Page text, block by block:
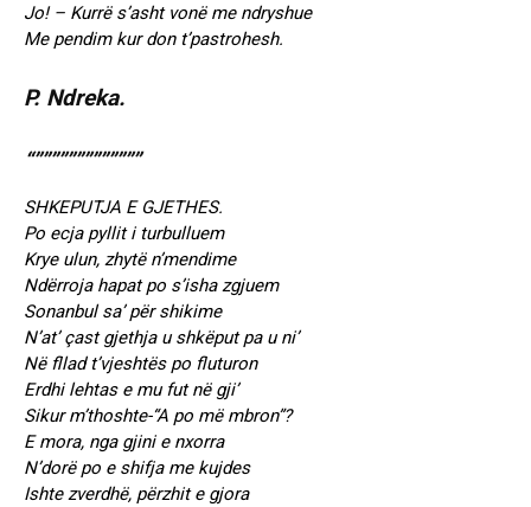
Jo! – Kurrë s’asht vonë me ndryshue
Me pendim kur don t’pastrohesh.
P. Ndreka.
“”””””””””””””
SHKEPUTJA E GJETHES.
Po ecja pyllit i turbulluem
Krye ulun, zhytë n’mendime
Ndërroja hapat po s’isha zgjuem
Sonanbul sa’ për shikime
N’at’ çast gjethja u shkëput pa u ni’
Në fllad t’vjeshtës po fluturon
Erdhi lehtas e mu fut në gji’
Sikur m’thoshte-“A po më mbron”?
E mora, nga gjini e nxorra
N’dorë po e shifja me kujdes
Ishte zverdhë, përzhit e gjora